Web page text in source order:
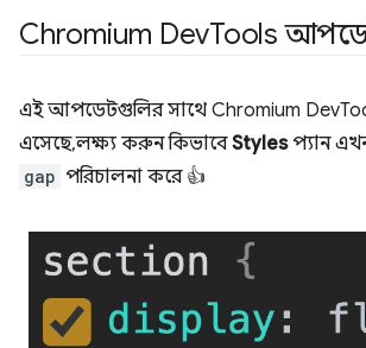
Chromium DevTools
এই আপডেটগুলির সাথে Chromium
এসেছে, লক্ষ্য করুন কিভাবেStylesপ্যান
gap পরিচালনা করে 👍